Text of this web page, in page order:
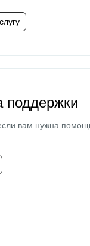
поддержки
вам нужна